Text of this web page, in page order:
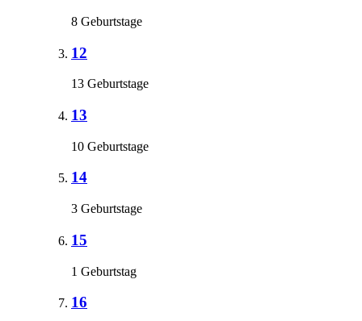
8 Geburtstage
12
13 Geburtstage
13
10 Geburtstage
14
3 Geburtstage
15
1 Geburtstag
16